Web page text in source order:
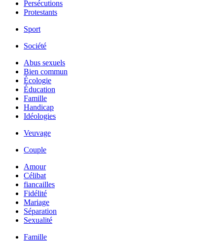
Persécutions
Protestants
Sport
Société
Abus sexuels
Bien commun
Écologie
Éducation
Famille
Handicap
Idéologies
Veuvage
Couple
Amour
Célibat
fiancailles
Fidélité
Mariage
Séparation
Sexualité
Famille